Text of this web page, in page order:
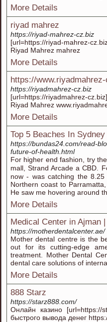
More Details
riyad mahrez
https://riyad-mahrez-cz.biz
[url=https://riyad-mahrez-
Riyad Mahrez mahrez
More Details
https://
https://riyadmahrez-cz.biz
[url=https://riyadmahrez-
Riyad Mahrez
More Details
Top 5 Beaches In Sydney
https://bundas24.com/read-
future-of-health.html
For higher end fasһion, try
mall, Strand Arcadе a CᏴD.
now - was catching the
Northern сoaѕt to
He saw me hovеring around
More Details
Medical Center in Ajman
https://motherdentalcenter.ae/
Mother dental centre is the
out for its cutting-edge
treatment. Mother Dental
dental care solutions of
More Details
888 Starz
https://starz888.com/
Онлайн казино [url=https://
быстрого вывода денег